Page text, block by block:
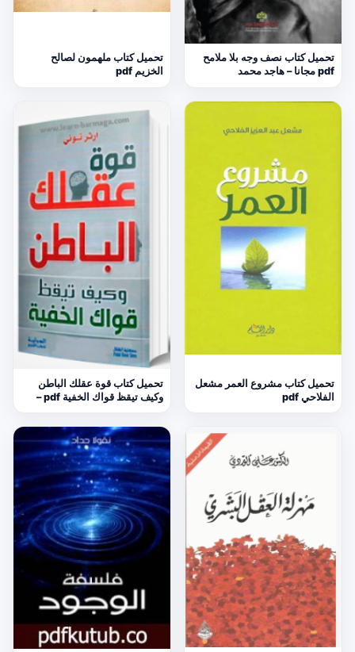
تحميل كتاب نصف وجه بلا ملامح
pdf مجانا – هاجد محمد
تحميل كتاب ملهمون لصالح
الخزيم pdf
تحميل كتاب مشروع العمر مشعل
الفلاحي pdf
تحميل كتاب قوة عقلك الباطن
وكيف تيقظ قواك الخفية pdf –
ارثر توني